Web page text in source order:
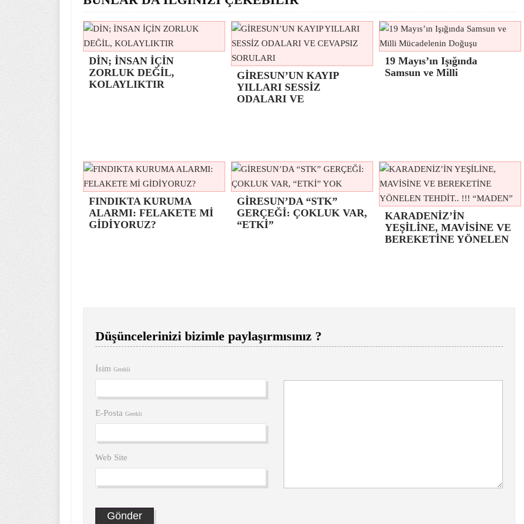
DİN; İNSAN İÇİN
ZORLUK DEĞİL,
KOLAYLIKTIR
GİRESUN’UN KAYIP
YILLARI SESSİZ
ODALARI VE
19 Mayıs’ın Işığında
Samsun ve Milli
FINDIKTA KURUMA
ALARMI: FELAKETE Mİ
GİDİYORUZ?
GİRESUN’DA “STK”
GERÇEĞİ: ÇOKLUK VAR,
“ETKİ”
KARADENİZ’İN
YEŞİLİNE, MAVİSİNE VE
BEREKETİNE YÖNELEN
Düşüncelerinizi bizimle paylaşırmısınız ?
İsim Gerekli
E-Posta Gerekli
Web Site